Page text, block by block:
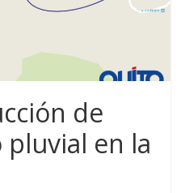
de
en la